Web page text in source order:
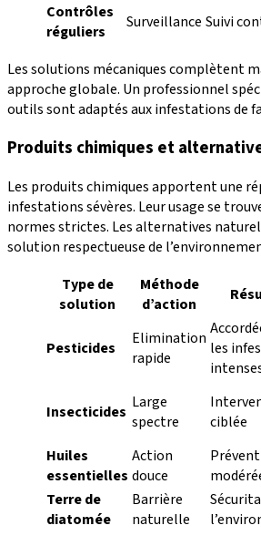
Contrôles
réguliers
Surveillance Suivi
Les solutions mécaniques complètent
approche globale. Un professionnel
outils sont adaptés aux infestations de
Produits chimiques et
Les produits chimiques apportent une
infestations sévères. Leur usage se
normes strictes. Les alternatives
solution respectueuse de
Type de
solution
Méthode
d’action
Pesticides
Elimination
rapide
les
Insecticides Large
spectre
ciblée
Huiles
essentielles
Action
douce
Terre de
diatomée
Barrière
naturelle